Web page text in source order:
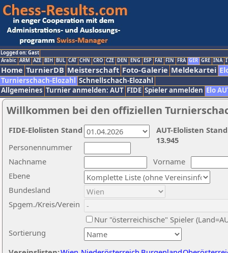
Logged on: Gast
Arabic ARM AZE BIH BUL CAT CHN CRO CZE DEN ENG ESP FAI FIN FRA GER GRE INA
Home TurnierDB Meisterschaft Foto-Galerie Meldekartei
Turnierschach-Elozahl Schnellschach-Elozahl
Allgemeines Turnier anmelden: AUT FIDE Spieler anmelden Elo
Willkommen bei den offiziellen
Nachname
Vorname
Ebene
Sortierung
Personennummer
Bundesland
Spgem./Kreis/Verein
Nur "österreichische" Spieler
AUT-Elolisten
13.945
FIDE-Elolisten Stand